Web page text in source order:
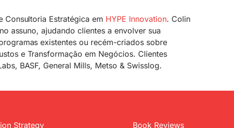
Consultoria Estratégica em HYPE Innovation. Colin
assuno, ajudando clientes a envolver sua
existentes ou recém-criados sobre
e Transformação em Negócios. Clientes
BASF, General Mills, Metso & Swisslog.
Strategy Book Reviews